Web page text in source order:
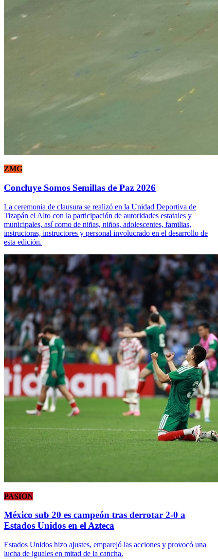
ZMG
Concluye Somos Semillas de Paz 2026
La ceremonia de clausura se realizó en la Unidad Deportiva de
Tizapán el Alto con la participación de autoridades estatales y
municipales, así como de niñas, niños, adolescentes, familias,
instructoras, instructores y personal involucrado en el desarrollo de
esta edición.
PASION
México sub 20 es campeón tras derrotar 2-0 a
Estados Unidos en el Azteca
Estados Unidos hizo ajustes, emparejó las acciones y provocó una
lucha de iguales en mitad de la cancha.